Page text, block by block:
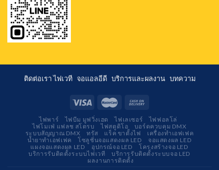
ติดต่อเราไฟเวที จอแอลอีดี บริการและผลงาน บทความ
ไฟพาร์ ไฟบีม มูฟวิ่งเฮด ไฟเลเซอร์
ไฟฟอลโล่
ไฟโมเฟ่ แฟลช สโตรบ
ไฟสตูดิโอ
บอร์ดควบคุม DMX
ระบบสัญญาณ DMX
ทรัส แร็ค ขาตั้งไฟ
เครื่องทำเอฟเฟค
น้ำยาทำเอฟเฟค
โซลูชั่นจอแสดงผล LED
จอแสดงผล LED
แผงจอแสดงผล LED
อุปกรณ์จอ LED
โครงสร้างจอ LED
บริการรับติดตั้งระบบไฟเวที
บริการรับติดตั้งระบบจอ LED
ผลงานการติดตั้ง